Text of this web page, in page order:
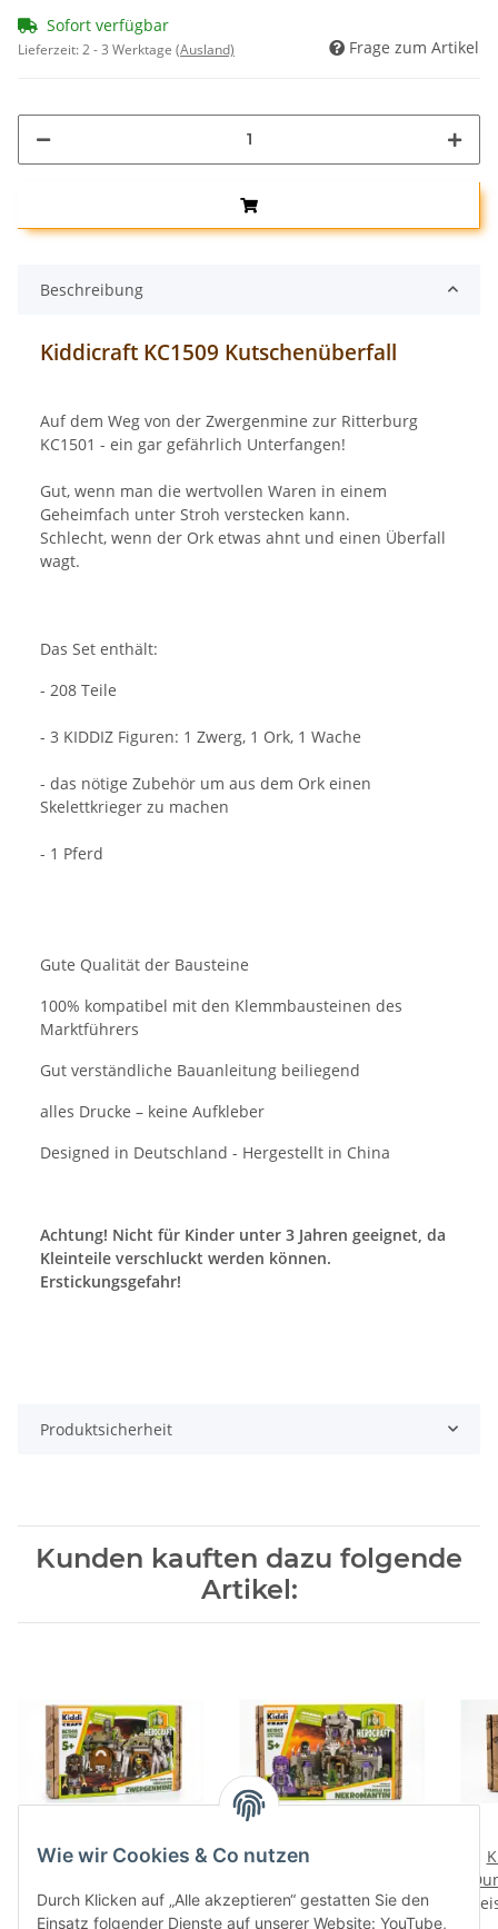
Sofort verfügbar
Lieferzeit:2 - 3 Werktage (Ausland) Frage zum Artikel
Beschreibung
Kiddicraft KC1509 Kutschenüberfall
Auf dem Weg von der Zwergenmine zur Ritterburg
KC1501 - ein gar gefährlich Unterfangen!
Gut, wenn man die wertvollen Waren in einem
Geheimfach unter Stroh verstecken kann.
Schlecht, wenn der Ork etwas ahnt und einen Überfall
wagt.
Das Set enthält:
- 208 Teile
- 3 KIDDIZ Figuren: 1 Zwerg, 1 Ork, 1 Wache
- das nötige Zubehör um aus dem Ork einen
Skelettkrieger zu machen
- 1 Pferd
Gute Qualität der Bausteine
100% kompatibel mit den Klemmbausteinen des
Marktführers
Gut verständliche Bauanleitung beiliegend
alles Drucke – keine Aufkleber
Designed in Deutschland - Hergestellt in China
Achtung! Nicht für Kinder unter 3 Jahren geeignet, da
Kleinteile verschluckt werden können.
Erstickungsgefahr!
Produktsicherheit
Kunden kauften dazu folgende
Artikel:
Kiddicraft KC1508
Preise nach Anmeldung
Kiddicraft KC1507
Nekromantin
Preise nach Anmeldung
Wie wir Cookies & Co nutzen
Durch Klicken auf „Alle akzeptieren“ gestatten Sie den
Einsatz folgender Dienste auf unserer Website: YouTube,